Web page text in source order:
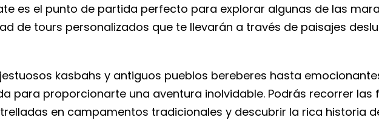
es el punto de partida perfecto para explorar algunas de las
de tours personalizados que te llevarán a través de paisajes
kasbahs y antiguos pueblos bereberes hasta
para proporcionarte una aventura inolvidable. Podrás recorrer las
en campamentos tradicionales y descubrir la rica historia